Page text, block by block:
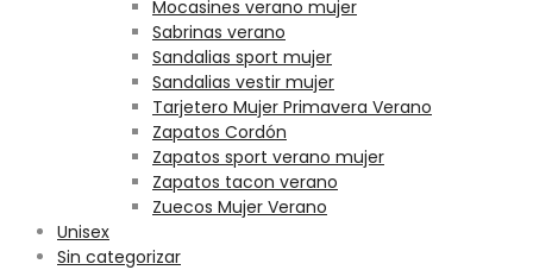
Mocasines verano mujer
Sabrinas verano
Sandalias sport mujer
Sandalias vestir mujer
Tarjetero Mujer Primavera Verano
Zapatos Cordón
Zapatos sport verano mujer
Zapatos tacon verano
Zuecos Mujer Verano
Unisex
Sin categorizar